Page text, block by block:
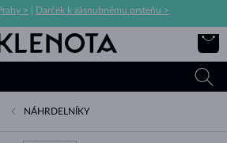
> Darček k zásnubnému prsteňu >
NÁHRDELNÍKY